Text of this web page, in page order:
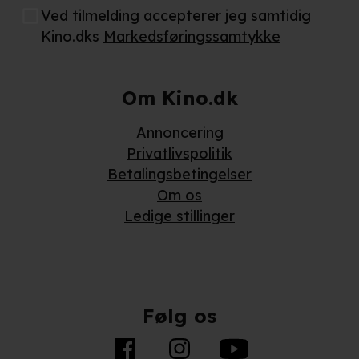
Ved tilmelding accepterer jeg samtidig
Kino.dks Markedsføringssamtykke
Om Kino.dk
Annoncering
Privatlivspolitik
Betalingsbetingelser
Om os
Ledige stillinger
Følg os